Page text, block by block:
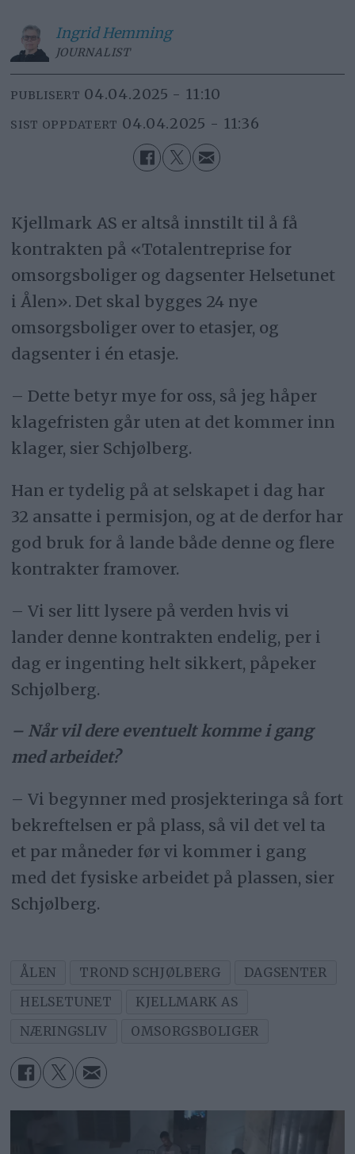
Ingrid Hemming
JOURNALIST
PUBLISERT 04.04.2025 - 11:10
SIST OPPDATERT 04.04.2025 - 11:36
Kjellmark AS er altså innstilt til å få
kontrakten på «Totalentreprise for
omsorgsboliger og dagsenter Helsetunet
i Ålen». Det skal bygges 24 nye
omsorgsboliger over to etasjer, og
dagsenter i én etasje.
– Dette betyr mye for oss, så jeg håper
klagefristen går uten at det kommer inn
klager, sier Schjølberg.
Han er tydelig på at selskapet i dag har
32 ansatte i permisjon, og at de derfor har
god bruk for å lande både denne og flere
kontrakter framover.
– Vi ser litt lysere på verden hvis vi
lander denne kontrakten endelig, per i
dag er ingenting helt sikkert, påpeker
Schjølberg.
– Når vil dere eventuelt komme i gang
med arbeidet?
– Vi begynner med prosjekteringa så fort
bekreftelsen er på plass, så vil det vel ta
et par måneder før vi kommer i gang
med det fysiske arbeidet på plassen, sier
Schjølberg.
ÅLEN TROND SCHJØLBERG
DAGSENTER
HELSETUNET
KJELLMARK AS
NÆRINGSLIV
OMSORGSBOLIGER